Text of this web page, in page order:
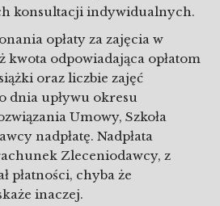
konsultacji indywidualnych.
opłaty za zajęcia w
kwota odpowiadająca opłatom
oraz liczbie zajęć
dnia upływu okresu
Umowy, Szkoła
nadpłatę. Nadpłata
Zleceniodawcy, z
płatności, chyba że
inaczej.